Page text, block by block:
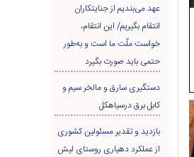
عهد می‌بندیم از جنایتکاران
انتقام بگیریم/ این انتقام،
خواست ملّت ما است و به‌طور
حتمی باید صورت بگیرد
دستگیری سارق و مالخر سیم و
کابل برق درسیاهکل
بازدید و تقدیر مسئولین کشوری
از عملکرد دهیاری روستای لیش